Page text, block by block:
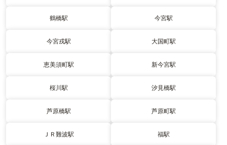
鶴橋駅 今宮駅
今宮戎駅 大国町駅
恵美須町駅 新今宮駅
桜川駅 汐見橋駅
芦原橋駅 芦原町駅
ＪＲ難波駅 福駅